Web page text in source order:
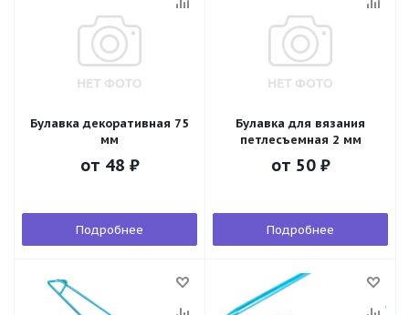
Булавка декоративная 75
мм
от 48 ₽
Подробнее
Булавка для вязания
петлесъемная 2 мм
от 50 ₽
Подробнее